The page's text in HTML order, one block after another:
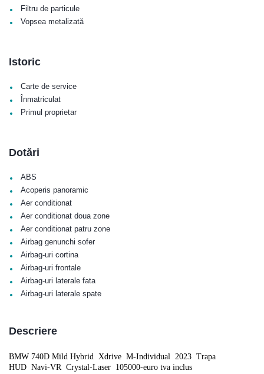
• Filtru de particule
• Vopsea metalizată
Istoric
• Carte de service
• Înmatriculat
• Primul proprietar
Dotări
• ABS
• Acoperis panoramic
• Aer conditionat
• Aer conditionat doua zone
• Aer conditionat patru zone
• Airbag genunchi sofer
• Airbag-uri cortina
• Airbag-uri frontale
• Airbag-uri laterale fata
• Airbag-uri laterale spate
Descriere
BMW 740D Mild Hybrid Xdrive M-Individual 2023 Trapa
HUD Navi-VR Crystal-Laser 105000-euro tva inclus